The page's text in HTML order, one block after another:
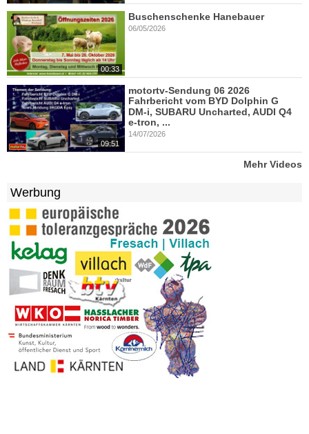
00:33
Buschenschenke Hanebauer
06/05/2026
09:51
motortv-Sendung 06 2026
Fahrbericht vom BYD Dolphin G
DM-i, SUBARU Uncharted, AUDI Q4
e-tron, ...
14/07/2026
Mehr Videos
Werbung